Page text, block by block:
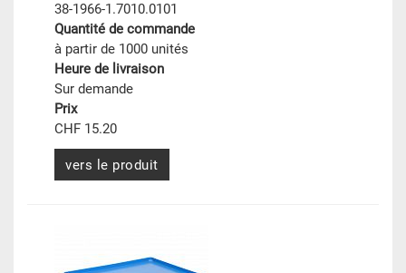
38-1966-1.7010.0101
Quantité de commande
à partir de 1000 unités
Heure de livraison
Sur demande
Prix
CHF 15.20
vers le produit